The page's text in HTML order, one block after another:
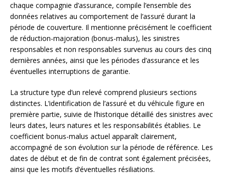
chaque compagnie d’assurance, compile l’ensemble des
données relatives au comportement de l’assuré durant la
période de couverture. Il mentionne précisément le coefficient
de réduction-majoration (bonus-malus), les sinistres
responsables et non responsables survenus au cours des cinq
dernières années, ainsi que les périodes d’assurance et les
éventuelles interruptions de garantie.
La structure type d’un relevé comprend plusieurs sections
distinctes. L’identification de l’assuré et du véhicule figure en
première partie, suivie de l’historique détaillé des sinistres avec
leurs dates, leurs natures et les responsabilités établies. Le
coefficient bonus-malus actuel apparaît clairement,
accompagné de son évolution sur la période de référence. Les
dates de début et de fin de contrat sont également précisées,
ainsi que les motifs d’éventuelles résiliations.